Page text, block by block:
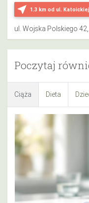
near_me 1.3 km od ul.
ul. Wojska Polskiego 42,
Poczytaj
Ciąża Dieta